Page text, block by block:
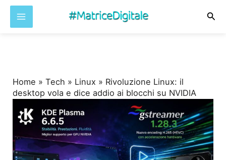
Home »Tech » Linux » Rivoluzione Linux: il
desktop vola e dice addio ai blocchi su NVIDIA